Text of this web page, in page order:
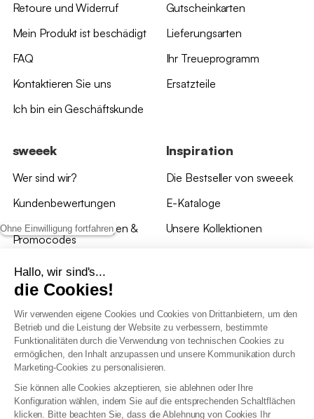
Ohne Einwilligung fortfahren
Hallo, wir sind's...
die Cookies!
Wir verwenden eigene Cookies und Cookies von Drittanbietern, um den
Betrieb und die Leistung der Website zu verbessern, bestimmte
Funktionalitäten durch die Verwendung von technischen Cookies zu
ermöglichen, den Inhalt anzupassen und unsere Kommunikation durch
Marketing-Cookies zu personalisieren.
Sie können alle Cookies akzeptieren, sie ablehnen oder Ihre
Konfiguration wählen, indem Sie auf die entsprechenden Schaltflächen
klicken. Bitte beachten Sie, dass die Ablehnung von Cookies Ihr
Retoure und Widerruf
Mein Produkt ist beschädigt
FAQ
Kontaktieren Sie uns
Ich bin ein Geschäftskunde
Gutscheinkarten
Lieferungsarten
Ihr Treueprogramm
Ersatzteile
sweeek
Wer sind wir?
Kundenbewertungen
*Angebotsbedingungen &
Promocodes
Bewertungen von sweeek
Unsere Geschäfte
Inspiration
Die Bestseller von sweeek
E-Kataloge
Unsere Kollektionen
AGB Treueprogramm
Datenschutzrichtlinien